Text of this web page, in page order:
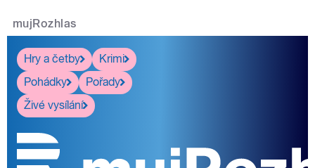
mujRozhlas
Hry a četby
Krimi
Pohádky
Pořady
Živé vysílání